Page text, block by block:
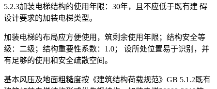
5.2.3加装电梯结构的使用年限：30年，且不应低于既有建 碍
设计要求的加装电梯类型。
加装电梯的布局应方便使用，筑剩余使用年限；结构安全等
级：二级；结构重要性系数：1.0； 设所处位置易于识别，并
有足够的使用和安全疏散空间。
基本风压及地面粗糙度按《建筑结构荷载规范》GB 5.1.2既有